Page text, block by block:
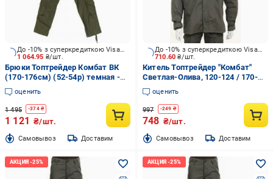
1 064.95 ₴/шт.
До -10% з суперкредиткою Visa Вигода
Брюки Топтрейдер Комбат ВК
(170-176см) (52-54р) темная -
олива р.L
оценить
1 495 -374₴
1 121 ₴/шт.
Cамовывоз Доставим
710.60₴/шт.
До -10% з суперкредиткою Visa Вигода
Китель Топтрейдер "Комбат"
Светлая-Олива, 120-124 / 170-
176cм р.XXL
оценить
997 -249 ₴
748 ₴/шт.
Cамовывоз Доставим